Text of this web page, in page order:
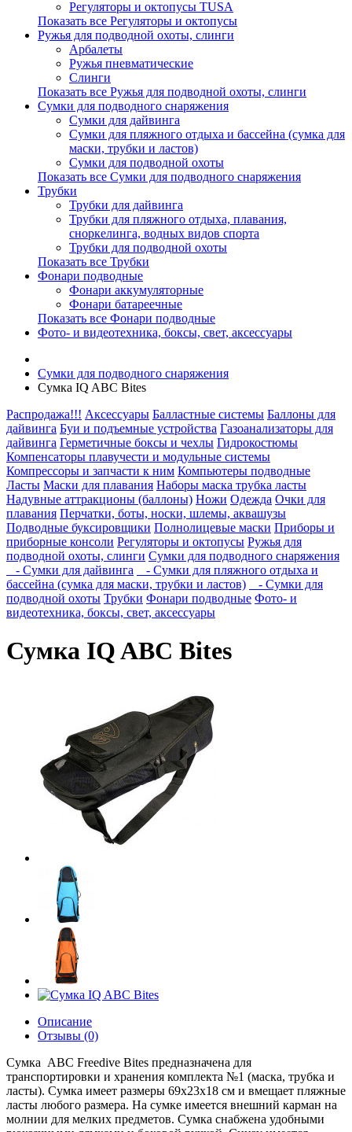
Регуляторы и октопусы TUSA
Показать все Регуляторы и октопусы
Ружья для подводной охоты, слинги
Арбалеты
Ружья пневматические
Слинги
Показать все Ружья для подводной охоты, слинги
Сумки для подводного снаряжения
Сумки для дайвинга
Сумки для пляжного отдыха и бассейна (сумка для
маски, трубки и ластов)
Сумки для подводной охоты
Показать все Сумки для подводного снаряжения
Трубки
Трубки для дайвинга
Трубки для пляжного отдыха, плавания,
сноркелинга, водных видов спорта
Трубки для подводной охоты
Показать все Трубки
Фонари подводные
Фонари аккумуляторные
Фонари батареечные
Показать все Фонари подводные
Фото- и видеотехника, боксы, свет, аксессуары
Сумки для подводного снаряжения
Сумка IQ ABC Bites
Распродажа!!! Аксессуары Балластные системы Баллоны для
дайвинга Буи и подъемные устройства Газоанализаторы для
дайвинга Герметичные боксы и чехлы Гидрокостюмы
Компенсаторы плавучести и модульные системы
Компрессоры и запчасти к ним Компьютеры подводные
Ласты Маски для плавания Наборы маска трубка ласты
Надувные аттракционы (баллоны) Ножи Одежда Очки для
плавания Перчатки, боты, носки, шлемы, аквашузы
Подводные буксировщики Полнолицевые маски Приборы и
приборные консоли Регуляторы и октопусы Ружья для
подводной охоты, слинги Сумки для подводного снаряжения
- Сумки для дайвинга
- Сумки для пляжного отдыха и
бассейна (сумка для маски, трубки и ластов)
- Сумки для
подводной охоты Трубки Фонари подводные Фото- и
видеотехника, боксы, свет, аксессуары
Сумка IQ ABC Bites
Описание
Отзывы (0)
Сумка ABC Freedive Bites предназначена для
транспортировки и хранения комплекта №1 (маска, трубка и
ласты). Сумка имеет размеры 69х23х18 см и вмещает пляжные
ласты любого размера. На сумке имеется внешний карман на
молнии для мелких предметов. Сумка снабжена удобными